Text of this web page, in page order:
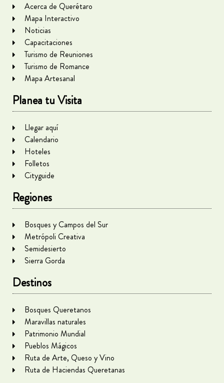
Acerca de Querétaro
Mapa Interactivo
Noticias
Capacitaciones
Turismo de Reuniones
Turismo de Romance
Mapa Artesanal
Planea tu Visita
Llegar aquí
Calendario
Hoteles
Folletos
Cityguide
Regiones
Bosques y Campos del Sur
Metrópoli Creativa
Semidesierto
Sierra Gorda
Destinos
Bosques Queretanos
Maravillas naturales
Patrimonio Mundial
Pueblos Mágicos
Ruta de Arte, Queso y Vino
Ruta de Haciendas Queretanas